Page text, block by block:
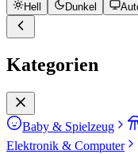
Hell Dunkel
Kategorien
Baby & Spielzeug
Elektronik & Computer